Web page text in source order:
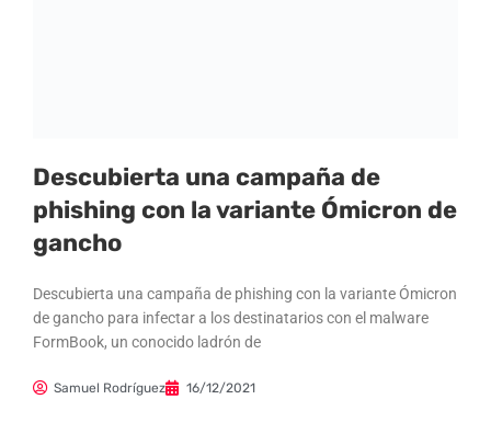
Descubierta una campaña de
phishing con la variante Ómicron de
gancho
Descubierta una campaña de phishing con la variante Ómicron
de gancho para infectar a los destinatarios con el malware
FormBook, un conocido ladrón de
Samuel Rodríguez 16/12/2021